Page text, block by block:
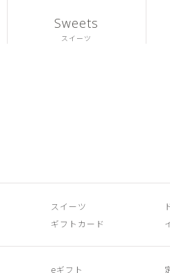
Sweets
スイーツ
スイーツ
ギフトカード
eギフト